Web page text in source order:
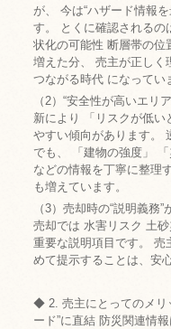
が、 今は“ハザード情報
す。 とくに確認されるの
状化の可能性 断層帯の位
増えた分、 売主が正しく
つながる時代 になってい
（2）“安全性が高いエリ
新により 「リスクが低
やすい傾向があります。
でも、 「建物の強度」
などの情報を丁寧に整理
も増えています。
（3）売却時の“説明義務
売却では 水害リスク 土
重要な説明項目です。 売
めて提示することは、安
◆ 2. 売主にとってのメリ
ード”に直結 防災関連情